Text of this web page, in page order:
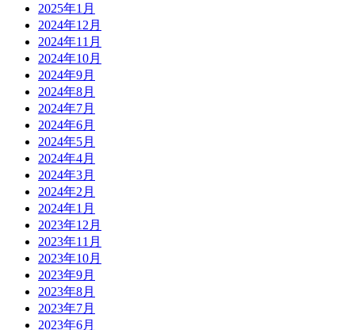
2025年1月
2024年12月
2024年11月
2024年10月
2024年9月
2024年8月
2024年7月
2024年6月
2024年5月
2024年4月
2024年3月
2024年2月
2024年1月
2023年12月
2023年11月
2023年10月
2023年9月
2023年8月
2023年7月
2023年6月